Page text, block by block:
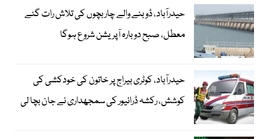
حیدرآباد، ڈوبنے والے چار بچوں کی تلاش رات گئے
معطل، صبح دوبارہ آپریشن شروع ہوگا
حیدرآباد، کوٹری بیراج پر خاتون کی خودکشی کی
کوشش، رکشہ ڈرائیور کی سمجھداری نے جان بچا لی